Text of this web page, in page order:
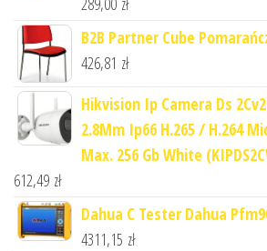
B2B Partner Cube
426,81 zł
Hikvision Ip Camera Ds
2.8Mm Ip66 H.265 / H.264
Max. 256 Gb White
612,49 zł
Dahua C Tester Dahua
4311,15 zł